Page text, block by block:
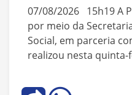
07/08/2026 15h19 A
por meio da
Social, em parceria
realizou nesta quinta-